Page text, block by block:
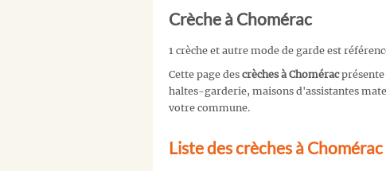
Crèche à Chomérac
1 crèche et autre mode de garde est
Cette page des crèches à Choméracprésente
haltes-garderie, maisons d'assistantes
votre commune.
Liste des crèches à